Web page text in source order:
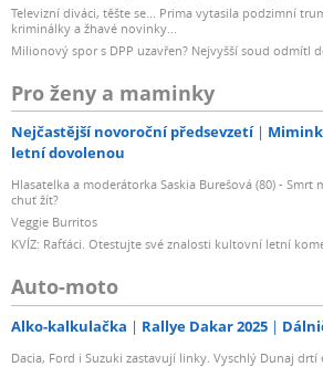
Televizní diváci, těšte se... Prima vytasila podzimní
kriminálky a žhavé novinky...
Milionový spor s DPP uzavřen? Nejvyšší soud odmítl
Pro ženy a maminky
Nejčastější novoroční předsevzetí
letní dovolenou
Hlasatelka a moderátorka Saskia Burešová (80) -
chuť žít?
Veggie Burritos
KVÍZ: Rafťáci. Otestujte své znalosti kultovní letní
Auto-moto
Alko-kalkulačka Rallye Dakar 2025
Dacia, Ford i Suzuki zastavují linky. Vyschlý Dunaj drtí